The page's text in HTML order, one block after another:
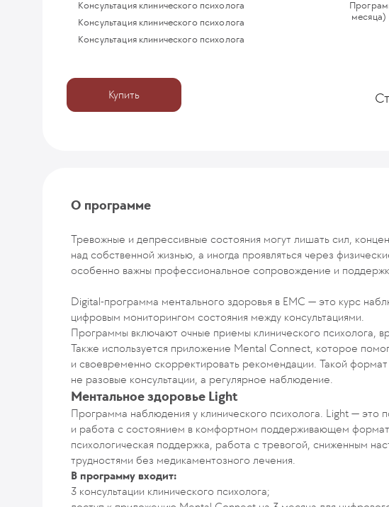
Консультация клинического психолога
Консультация клинического психолога
Консультация клинического психолога
месяца)
Купить
О программе
Тревожные и депрессивные состояния могут лишать сил,
над собственной жизнью, а иногда проявляться через
особенно важны профессиональное сопровождение и
Digital-программа ментального здоровья в EMC — это курс
цифровым мониторингом состояния между консультациями.
Программы включают очные приемы клинического психолога,
Также используется приложение Mental Connect, которое
и своевременно скорректировать рекомендации. Такой
не разовые консультации, а регулярное наблюдение.
Ментальное здоровье Light
Программа наблюдения у клинического психолога. Light — это
и работа с состоянием в комфортном поддерживающем
психологическая поддержка, работа с тревогой, сниженным
трудностями без медикаментозного лечения.
В программу входит:
3 консультации клинического психолога;